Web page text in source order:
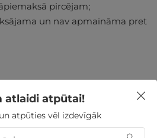
pircējam;
un nav apmaināma pret
un administrācijas
atlaidi atpūtai!
atpūties vēl izdevīgāk